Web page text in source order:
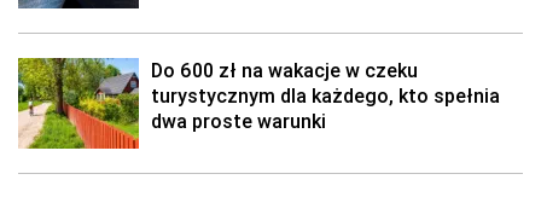
Do 600 zł na wakacje w czeku
turystycznym dla każdego, kto spełnia
dwa proste warunki